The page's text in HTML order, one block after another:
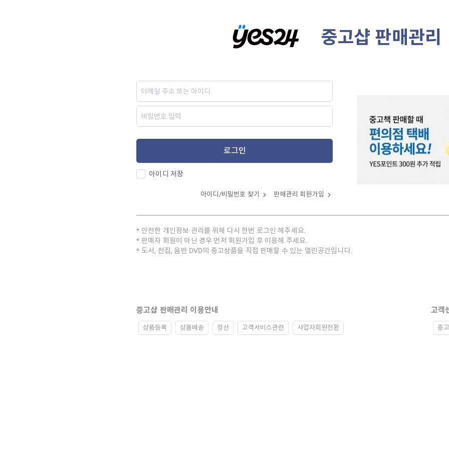
중고샵 판매관리
로그인
아이디 저장
아이디/비밀번호 찾기 판매관리 회원가입
안전한 개인정보 관리를 위해 다시 한번 로그인 해주세요.
판매자 회원이 아닌 경우 먼저 회원가입 후 이용해 주세요.
도서, 전집, 음반 DVD의 중고상품을 직접 판매할 수 있는 열린공간입니다.
중고샵 판매관리 이용안내
상품등록 상품배송 정산 고객서비스관련 사업자회원전환
고객
중